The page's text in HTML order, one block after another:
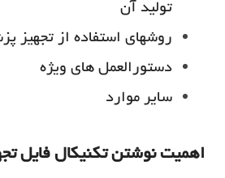
تولید آن
روشهای استفاده از تجهیز
دستورالعمل های ویژه
سایر موارد
اهمیت نوشتن تکنیکال فایل